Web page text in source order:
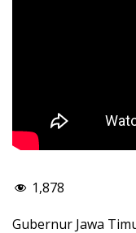
1,878
Gubernur Jawa